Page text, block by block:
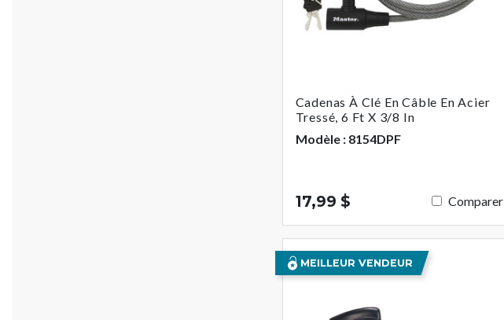
Cadenas À Clé En Câble En Acier
Tressé, 6 Ft X 3/8 In
Modèle : 8154DPF
17,99 $ Comparer
MEILLEUR VENDEUR